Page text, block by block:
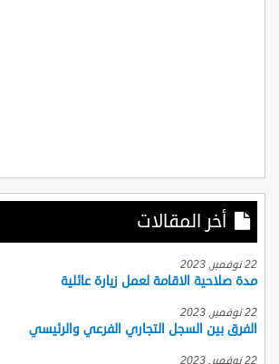
أخر المقالات
22 نوفمبر, 2023
مدة صلاحية الاقامة لعمل زيارة عائلية
22 نوفمبر, 2023
الفرق بين السجل التجاري الفرعي والرئيسي
22 نوفمبر, 2023